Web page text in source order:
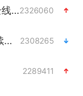
上海：5号线16号线浦江线全线停运2326060
上半年我国经营主体结构持续优化 2308265
2289411